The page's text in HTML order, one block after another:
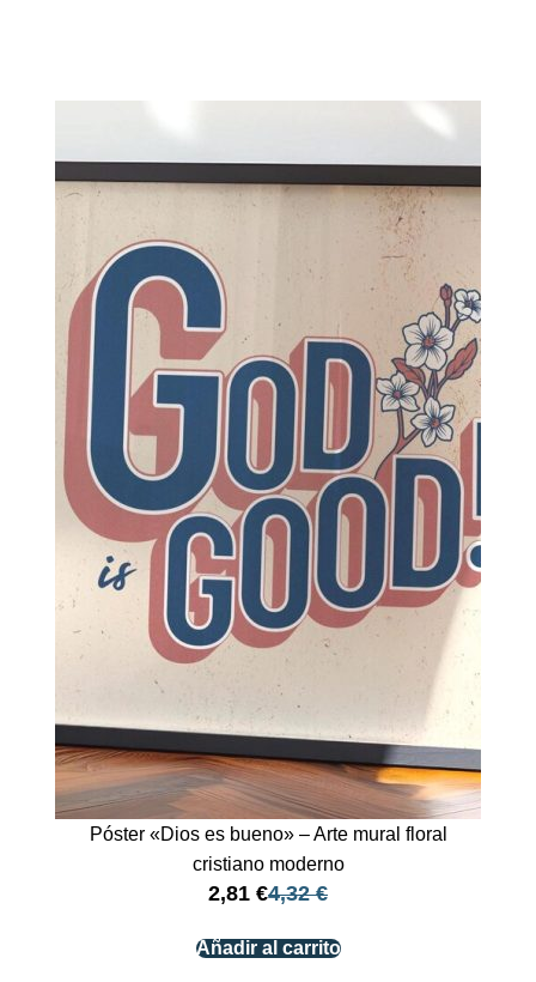
Póster «Dios es bueno» – Arte mural floral
cristiano moderno
4,32€
2,81 €
Añadir al carrito